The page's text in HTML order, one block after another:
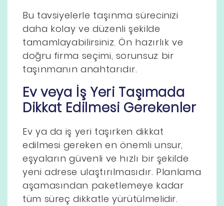
Bu tavsiyelerle taşınma sürecinizi
daha kolay ve düzenli şekilde
tamamlayabilirsiniz. Ön hazırlık ve
doğru firma seçimi, sorunsuz bir
taşınmanın anahtarıdır.
Ev veya İş Yeri Taşımada
Dikkat Edilmesi Gerekenler
Ev ya da iş yeri taşırken dikkat
edilmesi gereken en önemli unsur,
eşyaların güvenli ve hızlı bir şekilde
yeni adrese ulaştırılmasıdır. Planlama
aşamasından paketlemeye kadar
tüm süreç dikkatle yürütülmelidir.